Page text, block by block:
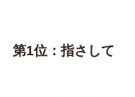
第1位：指さして